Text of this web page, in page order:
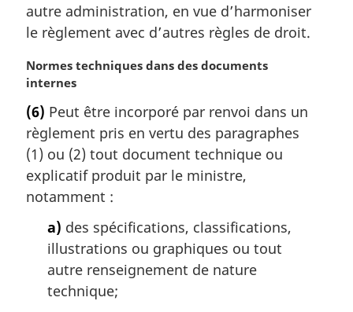
g
i
a
l
e
:
autre administration, en vue d’harmoniser
le règlement avec d’autres règles de droit.
N
o
e
m
a
r
i
Normes techniques dans des documents
internes
(6) Peut être incorporé par renvoi dans un
règlement pris en vertu des paragraphes
(1) ou (2) tout document technique ou
explicatif produit par le ministre,
notamment :
a) des spécifications, classifications,
illustrations ou graphiques ou tout
autre renseignement de nature
technique;